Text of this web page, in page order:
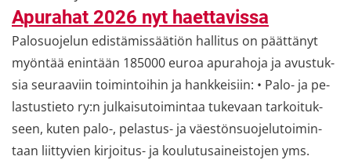
Apu­ra­hat 2026 nyt haet­ta­vis­sa
Pa­lo­suo­je­lun edis­tä­mis­sää­tiön hal­li­tus on päät­tä­nyt
myön­tää enin­tään 185000 euroa apu­ra­ho­ja ja avus­tuk­
sia seu­raa­viin toi­min­toi­hin ja hank­kei­siin: • Palo- ja pe­
las­tus­tie­to ry:n jul­kai­su­toi­min­taa tu­ke­vaan tar­koi­tuk­
seen, kuten palo-, pelastus-​ ja väes­tön­suo­je­lu­toi­min­
taan liit­ty­vien kirjoitus-​ ja kou­lu­tusai­neis­to­jen yms.